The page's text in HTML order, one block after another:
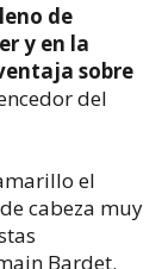
de
y en la
sobre
del
el
cabeza muy
Bardet.